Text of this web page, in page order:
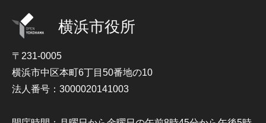
横浜市役所
〒231-0005
横浜市中区本町6丁目50番地の10
法人番号：3000020141003